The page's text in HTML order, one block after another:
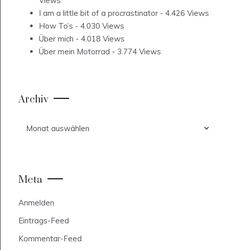
I am a little bit of a procrastinator - 4.426 Views
How To’s - 4.030 Views
Über mich - 4.018 Views
Über mein Motorrad - 3.774 Views
Archiv
Meta
Anmelden
Eintrags-Feed
Kommentar-Feed